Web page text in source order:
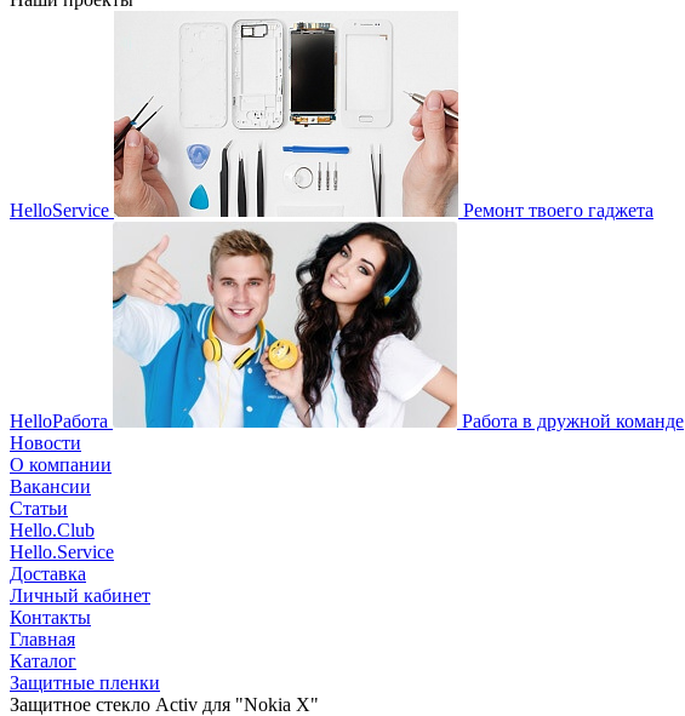
HelloService Ремонт твоего гаджета
HelloРабота
Работа в дружной команде
Новости
О компании
Вакансии
Статьи
Hello.Club
Hello.Service
Доставка
Личный кабинет
Контакты
Главная
Каталог
Защитные пленки
Защитное стекло Activ для "Nokia X"